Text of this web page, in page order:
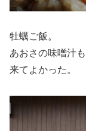
牡蠣ご飯。
あおさの味噌汁も
来てよかった。